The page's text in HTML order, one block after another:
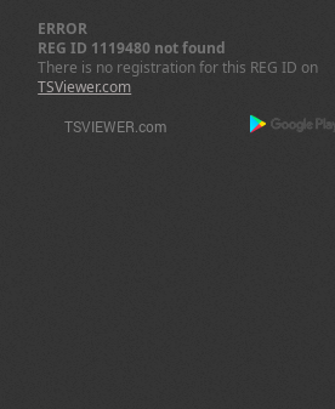
ERROR
REG ID 1119480 not found
There is no registration for this REG ID on
TSViewer.com